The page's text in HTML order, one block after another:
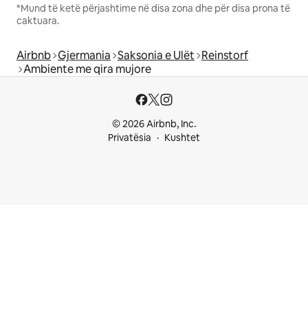
*Mund të ketë përjashtime në disa zona dhe për disa prona të
caktuara.
Airbnb Gjermania Saksonia e Ulët Reinstorf
Ambiente me qira mujore
© 2026 Airbnb, Inc.
Privatësia
Kushtet